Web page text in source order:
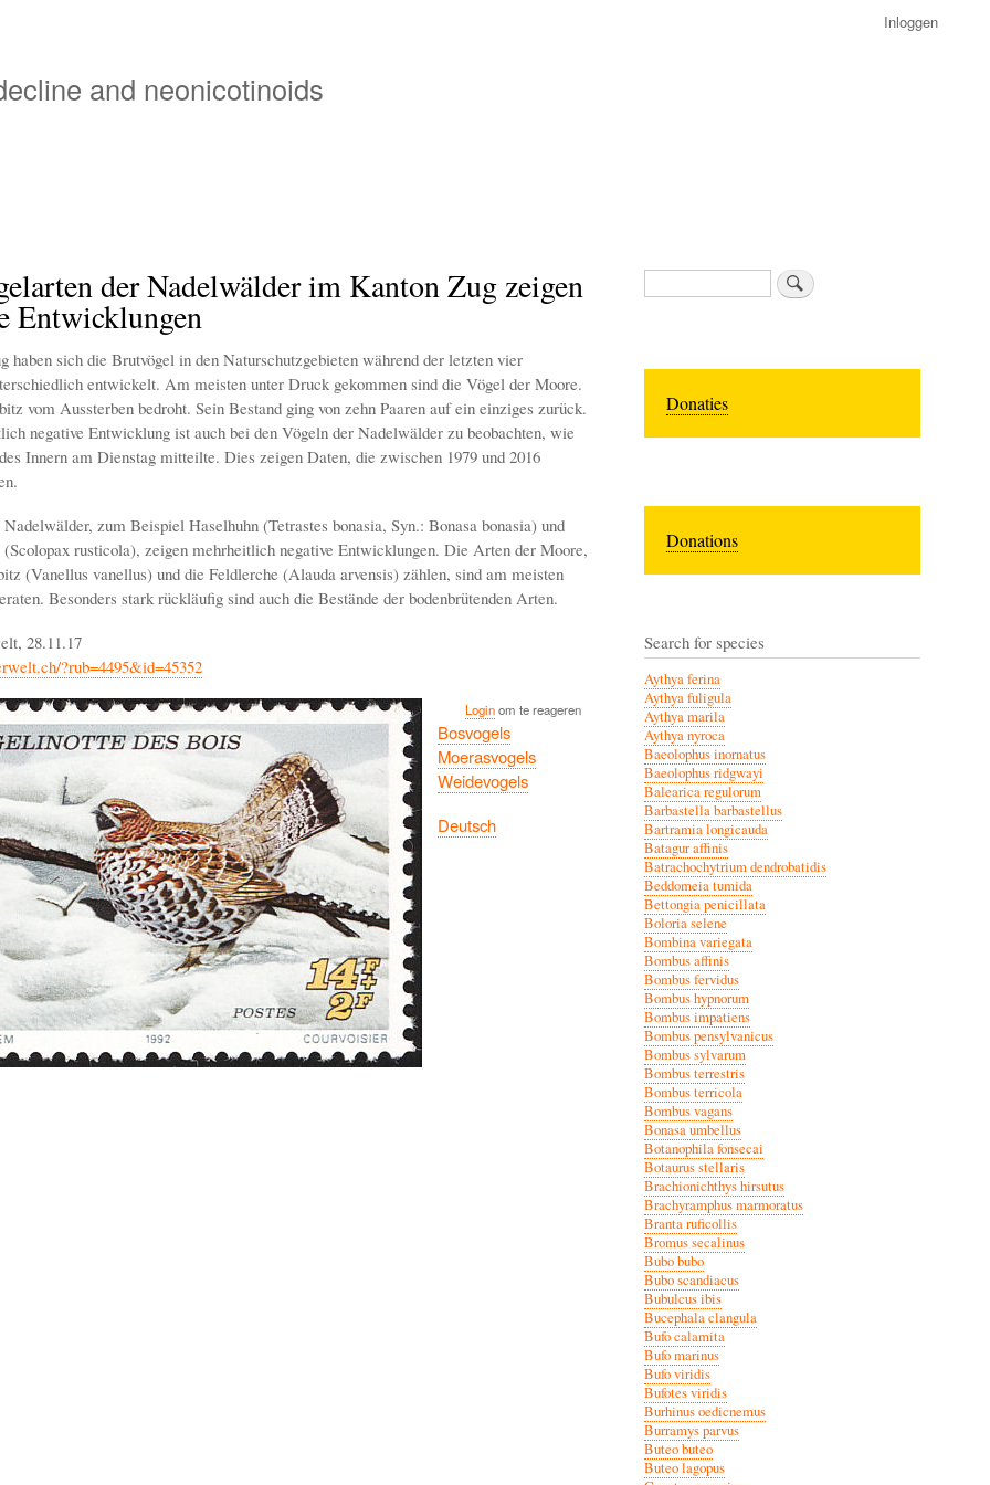
de
Inloggen
and neonicotinoids
der Nadelwälder im Kanton Zug zeigen
Entwicklungen
haben sich die Brutvögel in den Naturschutzgebieten während der letzten vier
entwickelt. Am meisten unter Druck gekommen sind die Vögel der Moore.
vom Aussterben bedroht. Sein Bestand ging von zehn Paaren auf ein einziges zurück.
negative Entwicklung ist auch bei den Vögeln der Nadelwälder zu beobachten, wie
Innern am Dienstag mitteilte. Dies zeigen Daten, die zwischen 1979 und 2016
zum Beispiel Haselhuhn (Tetrastes bonasia, Syn.: Bonasa bonasia) und
(Scolopax rusticola), zeigen mehrheitlich negative Entwicklungen. Die Arten der Moore,
(Vanellus vanellus) und die Feldlerche (Alauda arvensis) zählen, sind am meisten
Besonders stark rückläufig sind auch die Bestände der bodenbrütenden Arten.
28.11.17
?rub=4495&id=45352
Loginom te reageren
Bosvogels
Moerasvogels
Weidevogels
Deutsch
Zoeken
Donaties
Donations
Search for species
Aythya ferina
Aythya fuligula
Aythya marila
Aythya nyroca
Baeolophus inornatus
Baeolophus ridgwayi
Balearica regulorum
Barbastella barbastellus
Bartramia longicauda
Batagur affinis
Batrachochytrium dendrobatidis
Beddomeia tumida
Bettongia penicillata
Boloria selene
Bombina variegata
Bombus affinis
Bombus fervidus
Bombus hypnorum
Bombus impatiens
Bombus pensylvanicus
Bombus sylvarum
Bombus terrestris
Bombus terricola
Bombus vagans
Bonasa umbellus
Botanophila fonsecai
Botaurus stellaris
Brachionichthys hirsutus
Brachyramphus marmoratus
Branta ruficollis
Bromus secalinus
Bubo bubo
Bubo scandiacus
Bubulcus ibis
Bucephala clangula
Bufo calamita
Bufo marinus
Bufo viridis
Bufotes viridis
Burhinus oedicnemus
Burramys parvus
Buteo buteo
Buteo lagopus